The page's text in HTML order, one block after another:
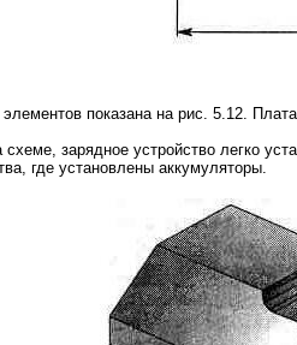
показана на рис. 5.12.
зарядное устройство легко
где установлены аккумуляторы.